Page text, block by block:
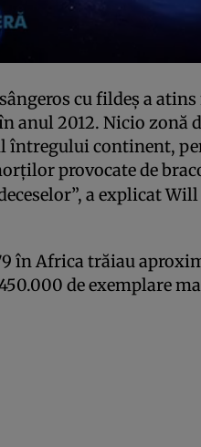
cu fildeş a
anul 2012. Nicio zonă
întregului continent,
provocate de
a explicat
în Africa trăiau
de exemplare